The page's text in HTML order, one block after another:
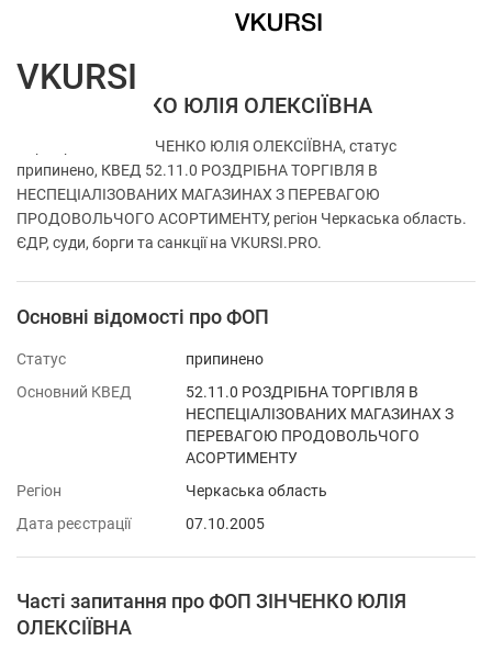
ФОП ЗІНЧЕНКО ЮЛІЯ ОЛЕКСІЇВНА
Перевірка ФОП ЗІНЧЕНКО ЮЛІЯ ОЛЕКСІЇВНА, статус
припинено, КВЕД 52.11.0 РОЗДРІБНА ТОРГІВЛЯ В
НЕСПЕЦІАЛІЗОВАНИХ МАГАЗИНАХ З ПЕРЕВАГОЮ
ПРОДОВОЛЬЧОГО АСОРТИМЕНТУ, регіон Черкаська область.
ЄДР, суди, борги та санкції на VKURSI.PRO.
Основні відомості про ФОП
Статус
припинено
Основний КВЕД
52.11.0 РОЗДРІБНА ТОРГІВЛЯ В
НЕСПЕЦІАЛІЗОВАНИХ МАГАЗИНАХ З
ПЕРЕВАГОЮ ПРОДОВОЛЬЧОГО
АСОРТИМЕНТУ
Регіон
Черкаська область
Дата реєстрації
07.10.2005
Часті запитання про ФОП ЗІНЧЕНКО ЮЛІЯ
ОЛЕКСІЇВНА
VKURSI